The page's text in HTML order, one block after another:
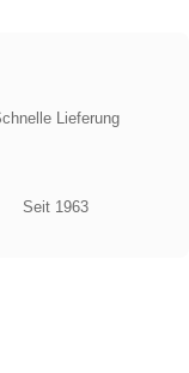
Lieferung
Seit 1963